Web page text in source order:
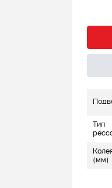
Тип
(мм)